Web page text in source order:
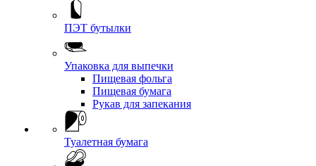
ПЭТ бутылки
Упаковка для выпечки
Пищевая фольга
Пищевая бумага
Рукав для запекания
Туалетная бумага